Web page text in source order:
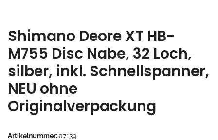
Shimano Deore XT HB-
M755 Disc Nabe, 32 Loch,
silber, inkl. Schnellspanner,
NEU ohne
Originalverpackung
Artikelnummer:a7139